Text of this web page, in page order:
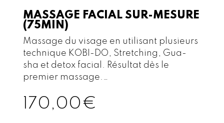
MASSAGE FACIAL SUR-MESURE
(75MIN)
Massage du visage en utilisant plusieurs
technique KOBI-DO, Stretching, Gua-
sha et detox facial. Résultat dès le
premier massage.…
170,00 €